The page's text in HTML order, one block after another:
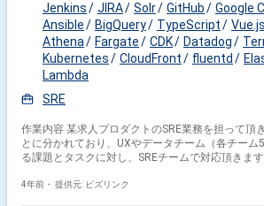
Jenkins
JIRA Solr GitHub
Google
Ansible
BigQuery TypeScript Vue.js
Athena
Fargate CDK Datadog
Kubernetes
CloudFront fluentd
Lambda
SRE
作業内容 某求人プロダクトのSRE業務を担って頂
とに分かれており、UXやデータチーム（各チーム
る課題とタスクに対し、SREチームで対応頂きます。 主な業務例 ・
が主） ・CI/CD、auto scaling、プロビジョニング
4年前・ 提供元: ビズリンク